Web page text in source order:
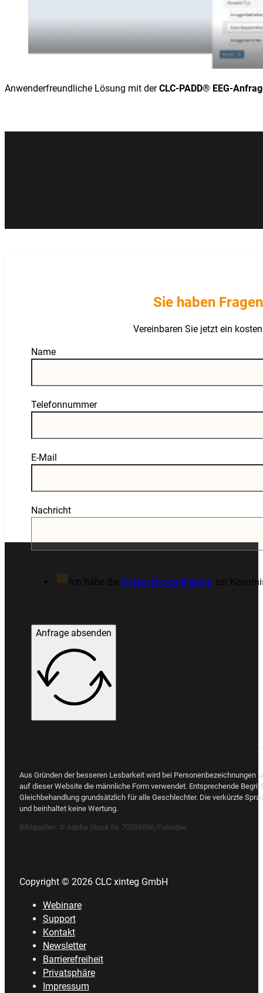
Anwenderfreundliche Lösung mit derCLC-PADD® EEG-
Sie haben
Vereinbaren Sie jetzt ein
Name
Telefonnummer
E-Mail
Nachricht
Ich habe die Datenschutzerklärung zur
Guardian
Anfrage absenden
Aus Gründen der besseren Lesbarkeit wird bei Personenbezeichnungen
auf dieser Website die männliche Form verwendet. Entsprechende
Gleichbehandlung grundsätzlich für alle Geschlechter. Die verkürzte
und beinhaltet keine Wertung.
Bildquellen: © Adobe Stock Nr. 70538896/FotoIdee
Copyright © 2026 CLC xinteg GmbH
Webinare
Support
Kontakt
Newsletter
Barrierefreiheit
Privatsphäre
Impressum